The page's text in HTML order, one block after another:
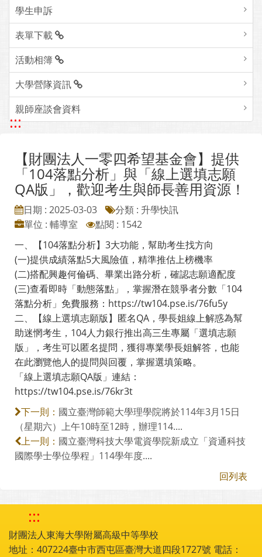
學生申訴
表單下載
活動相簿
大學營隊資訊
親師座談會資料
:::
【財團法人一零四希望基金會】提供
「104落點分析」與「線上選填志願
QA版」，歡迎考生與師長善用資源！
日期 : 2025-03-03
分類 : 升學快訊
單位 : 輔導室
點閱 : 1542
一、【104落點分析】3大功能，幫助考生找方向
(一)提供成績落點5大風險值，精準推估上榜機率
(二)搭配興趣何倫碼、畢業出路分析，確認志願適配度
(三)查看即時「動態落點」，掌握潛在競爭者分數「104
落點分析」免費服務：https://tw104.pse.is/76fu5y
二、【線上選填志願版】匿名QA，學長姐線上解惑為幫
助迷惘考生，104人力銀行推出高三生專屬「選填志願
版」，考生可以匿名提問，獲得專業學長姐解答，也能
在此瀏覽他人的提問與回覆，掌握選填策略。
「線上選填志願QA版」連結：
https://tw104.pse.is/76kr3t
下一則： 國立臺灣師範大學理學院將於114年3月15日
（星期六）上午10時至12時，辦理114....
上一則： 國立臺灣科技大學電資學院新成立「資通科技
國際學士學位學程」114學年度....
回列表
:::
財團法人東海大學附屬高級中等學校
地址：407224臺中市西屯區臺灣大道四段1727號 電話：